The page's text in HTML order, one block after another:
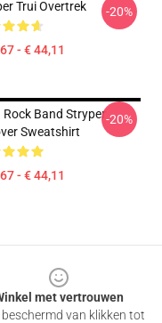
Trui Overtrek
- € 44,11
-20%
Rock Band Stryper
Sweatshirt
- € 44,11
-20%
met vertrouwen
van klikken tot